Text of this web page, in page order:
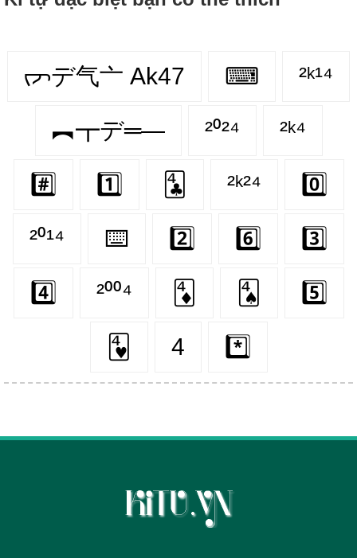
ᡕᠵデ气亠 Ak47 ⌨ ²ᵏ¹⁴
︻┳デ═— ²⁰²⁴ ²ᵏ⁴
#️⃣ 1️⃣ 🃔 ²ᵏ²⁴ 0️⃣
²⁰¹⁴ ⌨️ 2️⃣ 6️⃣ 3️⃣
4️⃣ ²⁰⁰⁴ 🃄 🂤 5️⃣
🂴 4 *️⃣